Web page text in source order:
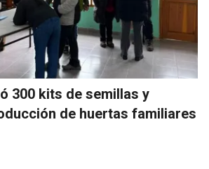
300 kits de semillas y
de huertas familiares